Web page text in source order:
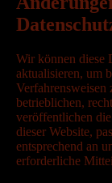
Wir können diese
aktualisieren, um
Verfahrensweisen
betrieblichen,
veröffentlichen
dieser Website,
entsprechend an
erforderliche